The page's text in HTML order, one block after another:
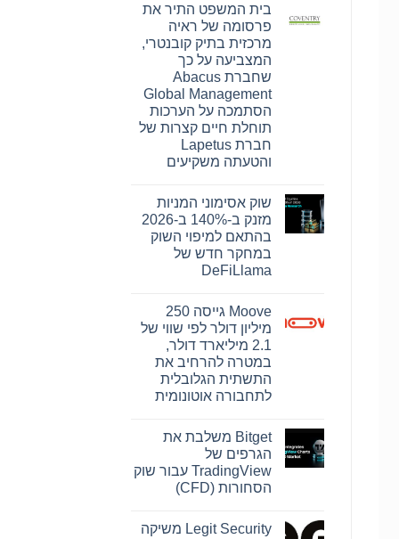
בית המשפט התיר את
פרסומה של ראיה
מרכזית בתיק קובנטרי,
המצביעה על כך
שחברת Abacus
Global Management
הסתמכה על הערכות
תוחלת חיים קצרות של
חברת Lapetus
והטעתה משקיעים
על
בית
המשפט
התיר
את
פרסומה
של
בתיק
קובנטרי,
המצביעה
על
כך
שחברת
Abacus
Global
Management
הערכות
תוחלת
חיים
קצרות
חברת
משקיעים
שוק אסימוני המניות
מזנק ב-140% ב-2026
בהתאם למיפוי השוק
במחקר חדש של
DeFiLlama
על
שוק
אסימוני
המניות
מזנק
ב-140%
ב-2026
בהתאם
למיפוי
חדש
של
DeFiLlama
Moove גייסה 250
מיליון דולר לפי שווי של
2.1 מיליארד דולר,
במטרה להרחיב את
התשתית הגלובלית
לתחבורה אוטונומית
על
Moove
גייסה
250
מיליון
דולר
של
Bitget משלבת את
הגרפים של
TradingView עבור שוק
הסחורות (CFD)
על
Legit Security משיקה